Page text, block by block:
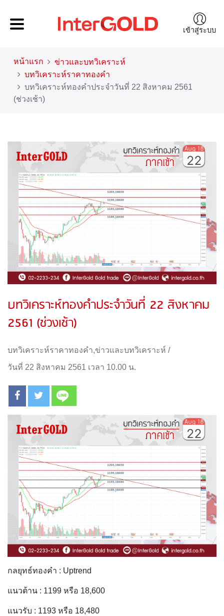
เข้าสู่ระบบ
หน้าแรก
ข่าวและบทวิเคราะห์
บทวิเคราะห์ราคาทองคำ
บทวิเคราะห์ทองคำประจำวันที่ 22 สิงหาคม 2561
(ช่วงเช้า)
บทวิเคราะห์ทองคำประจำวันที่ 22 สิงหาคม
2561 (ช่วงเช้า)
บทวิเคราะห์ราคาทองคำ,ข่าวและบทวิเคราะห์ /
วันที่ 22 สิงหาคม 2561 เวลา 10.00 น.
กลยุทธ์ทองคำ : Uptrend
แนวต้าน : 1199 หรือ 18,600
แนวรับ : 1193 หรือ 18,480